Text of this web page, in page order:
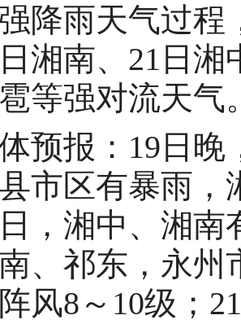
降雨天气过程
湘南、21日
等强对流天气
报：19日晚
市区有暴雨，
，湘中、湘
、祁东，永州
风8～10级；